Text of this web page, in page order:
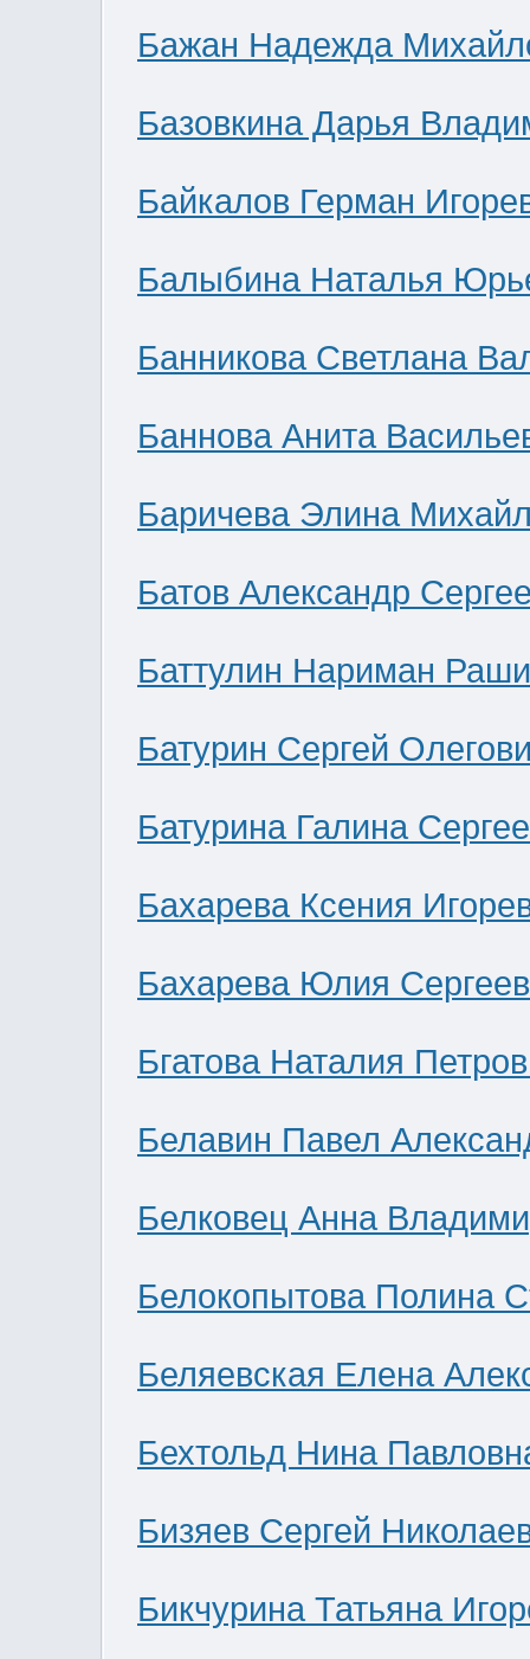
Бажан Надежда
Базовкина Дарья
Байкалов Герман
Балыбина Наталья
Банникова Светлана
Баннова Анита
Баричева Элина
Батов Александр
Баттулин Нариман
Батурин Сергей
Батурина Галина
Бахарева Ксения
Бахарева Юлия
Бгатова Наталия
Белавин Павел
Белковец Анна
Белокопытова Полина
Беляевская Елена
Бехтольд Нина
Бизяев Сергей
Бикчурина Татьяна